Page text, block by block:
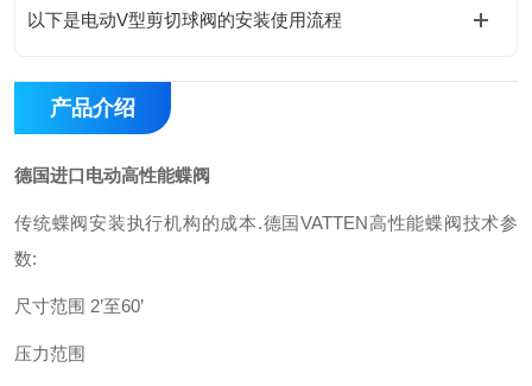
以下是电动V型剪切球阀的安装使用流程
产品介绍
德国进口电动高性能蝶阀
传统蝶阀安装执行机构的成本.德国VATTEN高性能蝶阀技术参
数:
尺寸范围 2’至60’
压力范围